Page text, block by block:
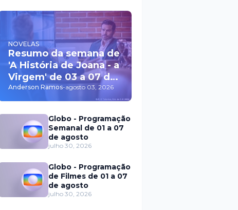
NOVELAS
Resumo da semana de
'A História de Joana - a
Virgem' de 03 a 07 de
agosto
Anderson Ramos-agosto 03, 2026
Globo - Programação
Semanal de 01 a 07
de agosto
julho 30, 2026
Globo - Programação
de Filmes de 01 a 07
de agosto
julho 30, 2026